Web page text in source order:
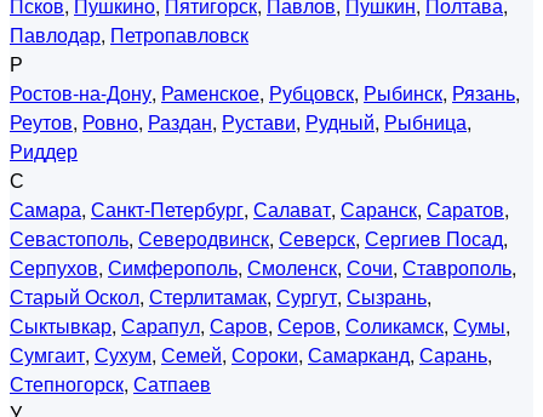
Павлодар, Петропавловск
Р
Ростов-на-Дону, Раменское, Рубцовск, Рыбинск, Рязань,
Реутов, Ровно, Раздан, Рустави, Рудный, Рыбница,
Риддер
С
Самара, Санкт-Петербург, Салават, Саранск, Саратов,
Севастополь, Северодвинск, Северск, Сергиев Посад,
Серпухов, Симферополь, Смоленск, Сочи, Ставрополь,
Старый Оскол, Стерлитамак, Сургут, Сызрань,
Сыктывкар, Сарапул, Саров, Серов, Соликамск, Сумы,
Сумгаит, Сухум, Семей, Сороки, Самарканд, Сарань,
Степногорск, Сатпаев